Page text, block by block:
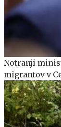
Notranji
migrantov v